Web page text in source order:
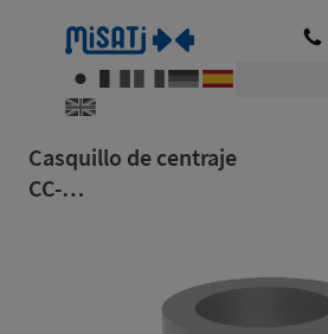
Casquillo de centraje
CC-…